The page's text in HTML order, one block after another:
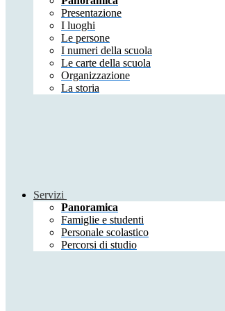
Presentazione
I luoghi
Le persone
I numeri della scuola
Le carte della scuola
Organizzazione
La storia
Servizi
Panoramica
Famiglie e studenti
Personale scolastico
Percorsi di studio